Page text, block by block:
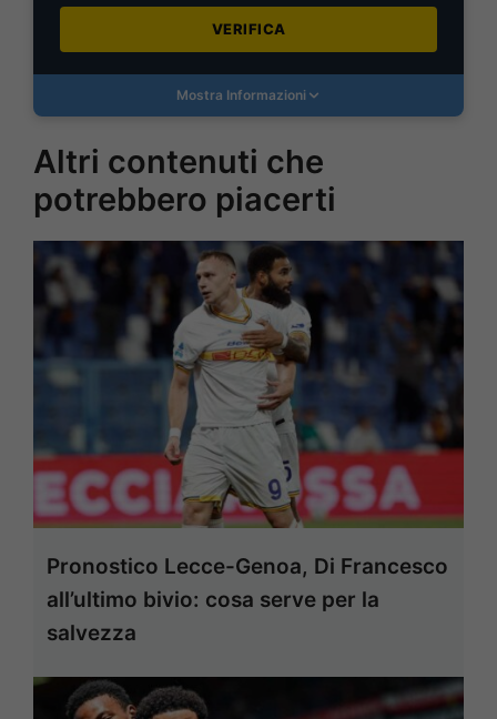
VERIFICA
Mostra Informazioni
Altri contenuti che
potrebbero piacerti
Pronostico Lecce-Genoa, Di Francesco
all’ultimo bivio: cosa serve per la
salvezza